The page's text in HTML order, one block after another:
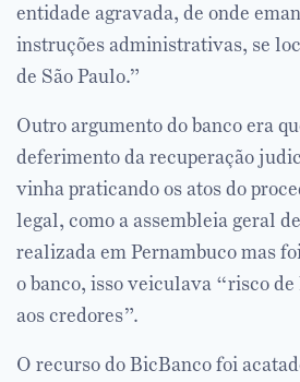
entidade agravada, de onde
instruções administrativas, se
de São Paulo.”
Outro argumento do banco era
deferimento da recuperação
vinha praticando os atos do
legal, como a assembleia geral
realizada em Pernambuco mas
o banco, isso veiculava “risco
aos credores”.
O recurso do BicBanco foi